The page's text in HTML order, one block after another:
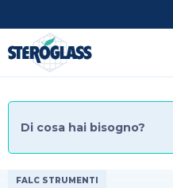
FALC STRUMENTI